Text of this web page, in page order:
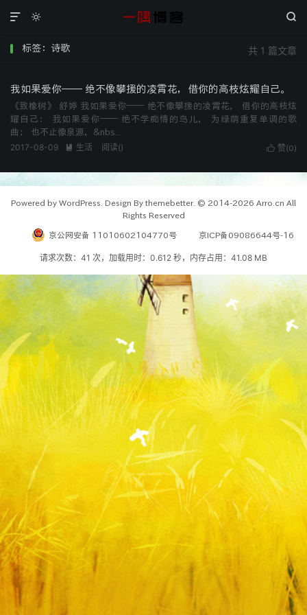
 

共 1 篇文章
标签：诗歌
我如果爱你—— 绝不像攀援的凌霄花，借你的高枝炫耀自己。
《致橡树》 舒婷 我如果爱你—— 绝不像攀援的凌霄花， 借你的高枝炫
耀自己： 我如果爱你—— 绝不学痴情的鸟儿， 为绿荫重复单调的歌
曲； 也不止像泉源，&nbs...
 赞(0)
2017-08-09  生活 阅读()
Powered by WordPress. Design By themebetter. © 2014-2026 Arro.cn All
Rights Reserved
京公网安备 11010602104770号 京ICP备09086644号-16
请求次数：41 次，加载用时：0.612 秒，内存占用：41.08 MB